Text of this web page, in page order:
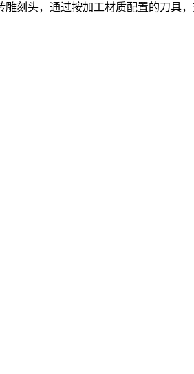
刻头，通过按加工材质配置的刀具